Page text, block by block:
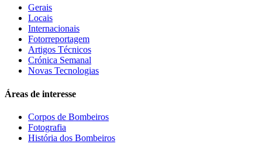
Gerais
Locais
Internacionais
Fotorreportagem
Artigos Técnicos
Crónica Semanal
Novas Tecnologias
Áreas de interesse
Corpos de Bombeiros
Fotografia
História dos Bombeiros